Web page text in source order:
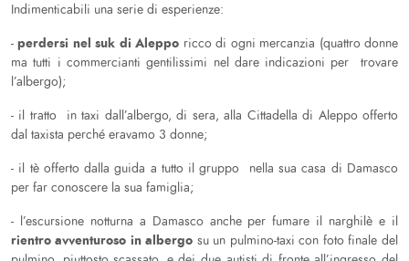
Indimenticabili una serie di esperienze:
-perdersi nel suk di Aleppo ricco di ogni mercanzia (quattro donne
ma tutti i commercianti gentilissimi nel dare indicazioni per trovare
l’albergo);
- il tratto in taxi dall’albergo, di sera, alla Cittadella di Aleppo offerto
dal taxista perché eravamo 3 donne;
- il tè offerto dalla guida a tutto il gruppo nella sua casa di Damasco
per far conoscere la sua famiglia;
- l’escursione notturna a Damasco anche per fumare il narghilè e il
rientro avventuroso in albergo su un pulmino-taxi con foto finale del